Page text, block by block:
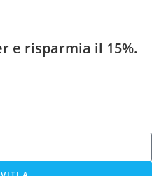
e risparmia il 15%.